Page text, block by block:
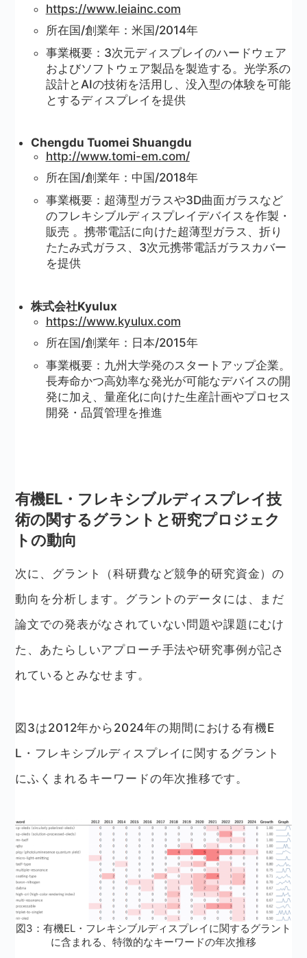
https://www.leiainc.com
所在国/創業年：米国/2014年
事業概要：3次元ディスプレイのハードウェア
およびソフトウェア製品を製造する。光学系の
設計とAIの技術を活用し、没入型の体験を可能
とするディスプレイを提供
Chengdu Tuomei Shuangdu
http://www.tomi-em.com/
所在国/創業年：中国/2018年
事業概要：超薄型ガラスや3D曲面ガラスなど
のフレキシブルディスプレイデバイスを作製・
販売 。携帯電話に向けた超薄型ガラス、折り
たたみ式ガラス、3次元携帯電話ガラスカバー
を提供
株式会社Kyulux
https://www.kyulux.com
所在国/創業年：日本/2015年
事業概要：九州大学発のスタートアップ企業。
長寿命かつ高効率な発光が可能なデバイスの開
発に加え、量産化に向けた生産計画やプロセス
開発・品質管理を推進
有機EL・フレキシブルディスプレイ技
術の関するグラントと研究プロジェク
トの動向
次に、グラント（科研費など競争的研究資金）の
動向を分析します。グラントのデータには、まだ
論文での発表がなされていない問題や課題にむけ
た、あたらしいアプローチ手法や研究事例が記さ
れているとみなせます。
図3は2012年から2024年の期間における有機E
L・フレキシブルディスプレイに関するグラント
にふくまれるキーワードの年次推移です。
図3：有機EL・フレキシブルディスプレイに関するグラント
に含まれる、特徴的なキーワードの年次推移